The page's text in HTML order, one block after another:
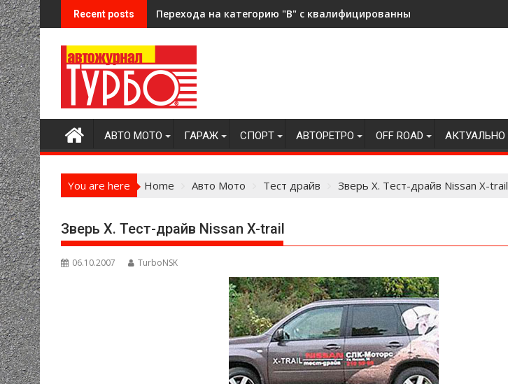
Skip
to
content
Recent posts Перехода на категорию "В" с квалифицированными инструкторами
АВТО МОТО ГАРАЖ СПОРТ АВТОРЕТРО OFF ROAD АКТУАЛЬНО
You are here Home Авто Мото Тест драйв Зверь Х. Тест-драйв Nissan X-trail
Зверь Х. Тест-драйв Nissan X-trail
06.10.2007 TurboNSK